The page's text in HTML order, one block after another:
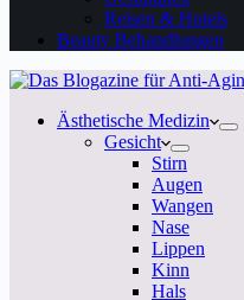
Reisen & Hotels
Beauty Behandlungen
Ästhetische Medizin
Gesicht
Stirn
Augen
Wangen
Nase
Lippen
Kinn
Hals